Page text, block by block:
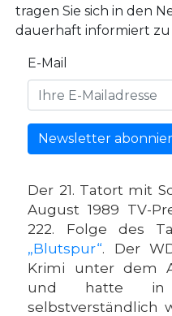
tragen Sie sich in den
dauerhaft informiert zu
E-Mail
Newsletter
Der 21. Tatort mit
August 1989 TV-
222. Folge des
„Blutspur“. Der
Krimi unter dem
und hatte in
selbstverständlich